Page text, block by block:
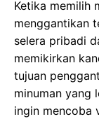
Ketika memilih
menggantikan
selera pribadi
memikirkan
tujuan
minuman yang
ingin mencoba